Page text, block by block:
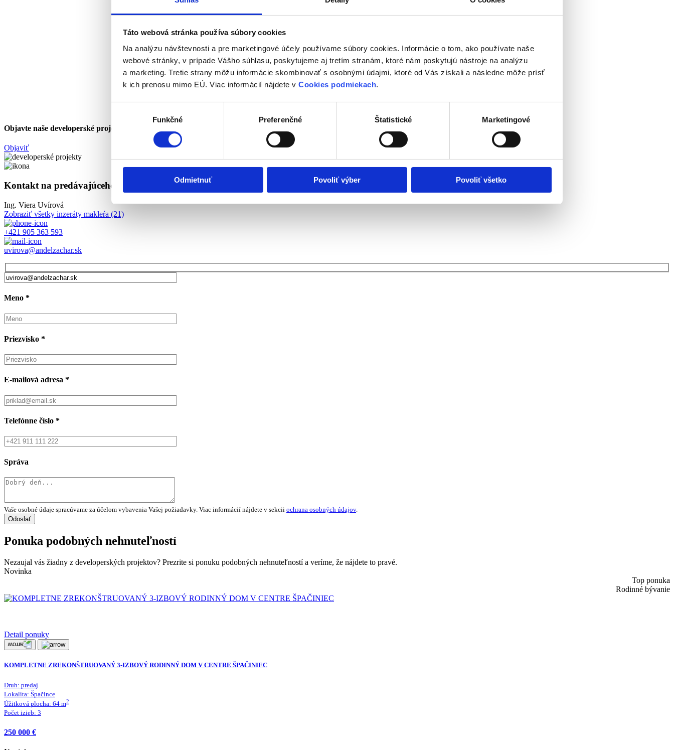
Táto webová stránka používa súbory cookies
Na analýzu návštevnosti a pre marketingové účely používame súbory cookies. Informácie o tom, ako používate naše
webové stránky, v prípade Vášho súhlasu, poskytujeme aj tretím stranám, ktoré nám poskytujú nástroje na analýzu
a marketing. Tretie strany môžu informácie skombinovať s osobnými údajmi, ktoré od Vás získali a následne môže prísť
k ich prenosu mimo EÚ. Viac informácií nájdete v Cookies podmiekach.
Funkčné Preferenčné Štatistické Marketingové
Odmietnuť Povoliť výber Povoliť všetko
Objavte naše developerské projekty
Objaviť
Kontakt na predávajúceho makléra
Ing. Viera Uvírová
Zobraziť všetky inzeráty makleŕa (21)
+421 905 363 593
uvirova@andelzachar.sk
Meno *
Priezvisko *
E-mailová adresa *
Telefónne číslo *
Správa
Vaše osobné údaje spracúvame za účelom vybavenia Vašej požiadavky. Viac informácií nájdete v sekcii ochrana osobných údajov.
Ponuka podobných nehnuteľností
Nezaujal vás žiadny z developerských projektov? Prezrite si ponuku podobných nehnuteľností a veríme, že nájdete to pravé.
Novinka
Top ponuka
Rodinné bývanie
Detail ponuky
KOMPLETNE ZREKONŠTRUOVANÝ 3-IZBOVÝ RODINNÝ DOM V CENTRE ŠPAČINIEC
Druh: predaj
Lokalita: Špačince
Úžitková plocha: 64 m2
Počet izieb: 3
250 000 €